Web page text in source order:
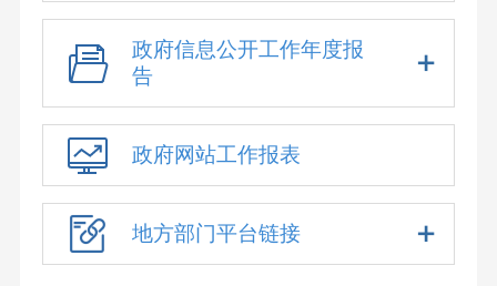
政府信息公开工作年度报
告
政府网站工作报表
地方部门平台链接